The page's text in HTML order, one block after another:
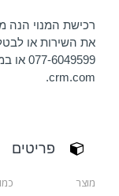
רכישת המנוי הנה
את השירות או
crm.com.
פריטים
מוצר